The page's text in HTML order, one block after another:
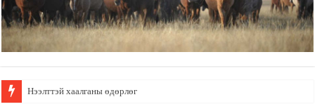
Нээлттэй хаалганы өдөрлөг